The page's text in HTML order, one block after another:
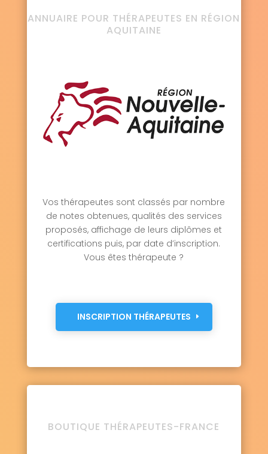
ANNUAIRE POUR THÉRAPEUTES EN RÉGION
AQUITAINE
Vos thérapeutes sont classés par nombre
de notes obtenues, qualités des services
proposés, affichage de leurs diplômes et
certifications puis, par date d’inscription.
Vous êtes thérapeute ?
INSCRIPTION THÉRAPEUTES
BOUTIQUE THÉRAPEUTES-FRANCE